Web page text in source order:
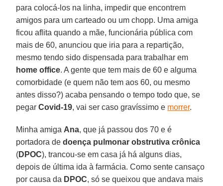
para colocá-los na linha, impedir que encontrem
amigos para um carteado ou um chopp. Uma amiga
ficou aflita quando a mãe, funcionária pública com
mais de 60, anunciou que iria para a repartição,
mesmo tendo sido dispensada para trabalhar em
home office. A gente que tem mais de 60 e alguma
comorbidade (e quem não tem aos 60, ou mesmo
antes disso?) acaba pensando o tempo todo que, se
pegarCovid-19, vai ser caso gravíssimo e morrer.
Minha amiga Ana, que já passou dos 70 e é
portadora dedoença pulmonar obstrutiva crônica
(DPOC), trancou-se em casa já há alguns dias,
depois de última ida à farmácia. Como sente cansaço
por causa da DPOC, só se queixou que andava mais